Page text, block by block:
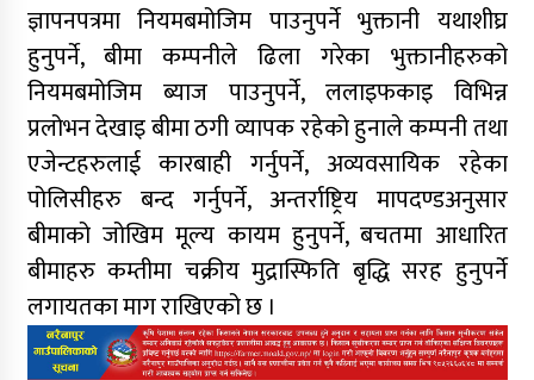
ज्ञापनपत्रमा नियमबमोजिम पाउनुपर्ने भुक्तानी यथाशीघ्र
हुनुपर्ने, बीमा कम्पनीले ढिला गरेका भुक्तानीहरुको
नियमबमोजिम ब्याज पाउनुपर्ने, ललाइफकाइ विभिन्न
प्रलोभन देखाइ बीमा ठगी व्यापक रहेको हुनाले कम्पनी तथा
एजेन्टहरुलाई कारबाही गर्नुपर्ने, अव्यवसायिक रहेका
पोलिसीहरु बन्द गर्नुपर्ने, अन्तर्राष्ट्रिय मापदण्डअनुसार
बीमाको जोखिम मूल्य कायम हुनुपर्ने, बचतमा आधारित
बीमाहरु कम्तीमा चक्रीय मुद्रास्फिति बृद्धि सरह हुनुपर्ने
लगायतका माग राखिएको छ ।